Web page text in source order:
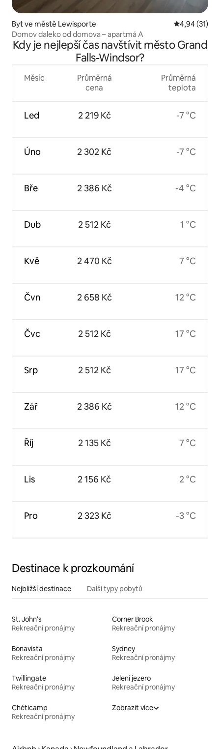
Byt ve městě Lewisporte Průměrné
4,94 (31)
Domov daleko od domova – apartmá A
Kdy je nejlepší čas navštívit město Grand
Falls-Windsor?
Měsíc
Led
Úno
Bře
Dub
Kvě
Čvn
Čvc
Srp
Zář
Říj
Lis
Pro
Průměrná
cena
2 219 Kč
2 302 Kč
2 386 Kč
2 512 Kč
2 470 Kč
2 658 Kč
2 512 Kč
2 512 Kč
2 386 Kč
2 135 Kč
2 156 Kč
2 323 Kč
Průměrná
teplota
-7 °C
-7 °C
-4 °C
1 °C
7 °C
12 °C
17 °C
17 °C
12 °C
7 °C
2 °C
-3 °C
Destinace k prozkoumání
Nejbližší destinace Další typy pobytů
St. John's
Rekreační pronájmy
Corner Brook
Rekreační pronájmy
Bonavista
Rekreační pronájmy
Sydney
Rekreační pronájmy
Twillingate
Rekreační pronájmy
Jelení jezero
Rekreační pronájmy
Chéticamp
Rekreační pronájmy
Zobrazit více